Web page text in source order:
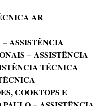
AR
–ASSISTÊNCIA
–ASSISTÊNCIA
TÉCNICA
COOKTOPS E